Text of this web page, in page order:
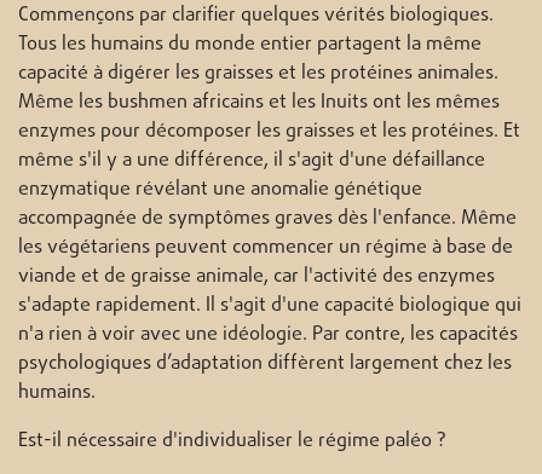
Commençons par clarifier quelques vérités biologiques.
Tous les humains du monde entier partagent la même
capacité à digérer les graisses et les protéines animales.
Même les bushmen africains et les Inuits ont les mêmes
enzymes pour décomposer les graisses et les protéines. Et
même s'il y a une différence, il s'agit d'une défaillance
enzymatique révélant une anomalie génétique
accompagnée de symptômes graves dès l'enfance. Même
les végétariens peuvent commencer un régime à base de
viande et de graisse animale, car l'activité des enzymes
s'adapte rapidement. Il s'agit d'une capacité biologique qui
n'a rien à voir avec une idéologie. Par contre, les capacités
psychologiques d’adaptation diffèrent largement chez les
humains.
Est-il nécessaire d'individualiser le régime paléo ?